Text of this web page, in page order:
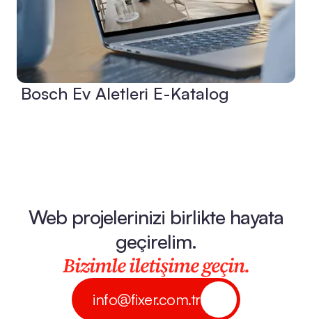
Bosch Ev Aletleri E-Katalog
Web projelerinizi birlikte hayata
geçirelim.
Bizimle iletişime geçin.
info@fixer.com.tr